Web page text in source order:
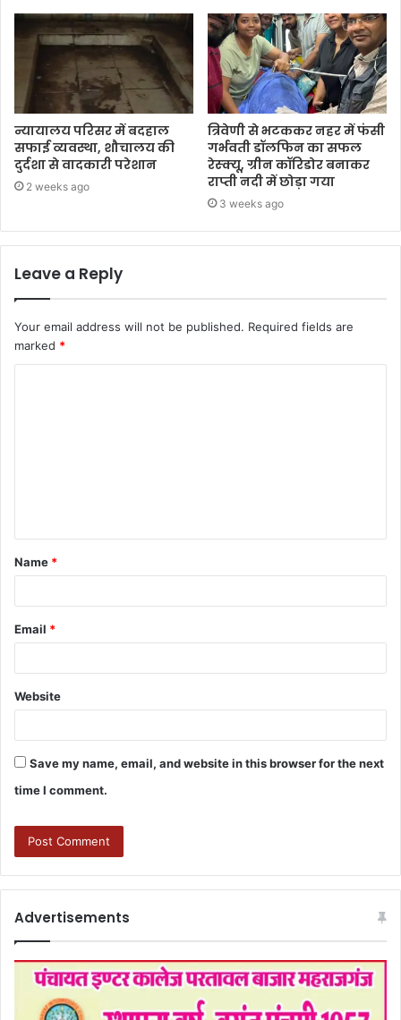
न्यायालय परिसर में बदहाल
सफाई व्यवस्था, शौचालय की
दुर्दशा से वादकारी परेशान
2 weeks ago
त्रिवेणी से भटककर नहर में फंसी
गर्भवती डॉलफिन का सफल
रेस्क्यू, ग्रीन कॉरिडोर बनाकर
राप्ती नदी में छोड़ा गया
3 weeks ago
Leave a Reply
Your email address will not be published. Required fields are
marked *
Name *
Email *
Website
Save my name, email, and website in this browser for the next
time I comment.
Advertisements